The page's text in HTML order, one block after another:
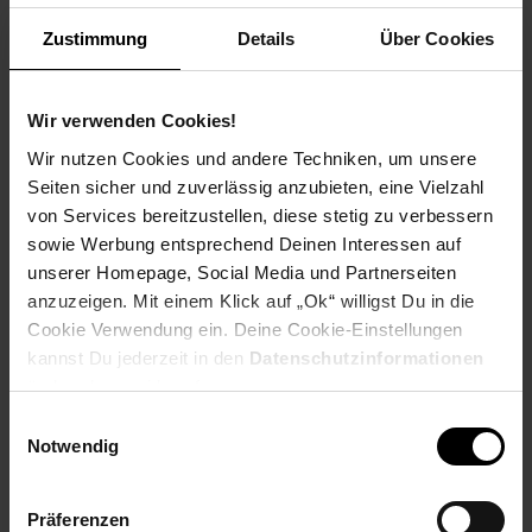
Zustimmung Details Über Cookies
Wir verwenden Cookies!
Wir nutzen Cookies und andere Techniken, um unsere
Seiten sicher und zuverlässig anzubieten, eine Vielzahl
von Services bereitzustellen, diese stetig zu verbessern
sowie Werbung entsprechend Deinen Interessen auf
unserer Homepage, Social Media und Partnerseiten
anzuzeigen. Mit einem Klick auf „Ok“ willigst Du in die
Cookie Verwendung ein. Deine Cookie-Einstellungen
kannst Du jederzeit in den Datenschutzinformationen
ändern bzw. widerrufen.
Notwendig
Präferenzen
Weitere Informationen
Beginn: August/September
Ausbildungsbeginn
Schulabschluss: gute mittlere Reife oder
Fachhochschulreife, Allgemeine
Hochschulreife
Bewerben per Formular